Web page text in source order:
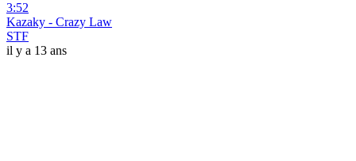
3:52
Kazaky - Crazy Law
STF
il y a 13 ans